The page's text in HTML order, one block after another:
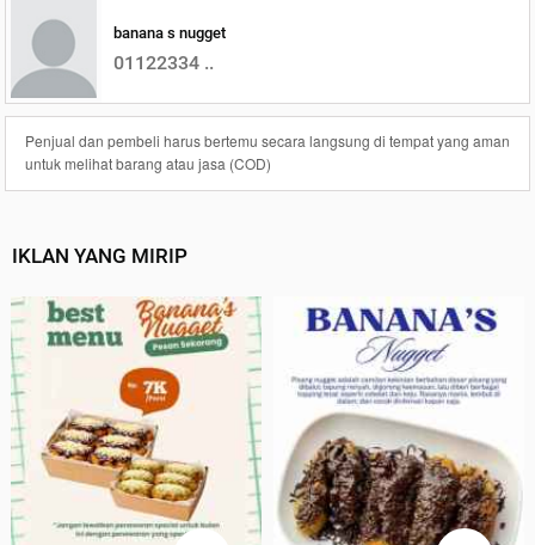
banana s nugget
01122334 ..
Penjual dan pembeli harus bertemu secara langsung di tempat yang aman
untuk melihat barang atau jasa (COD)
IKLAN YANG MIRIP